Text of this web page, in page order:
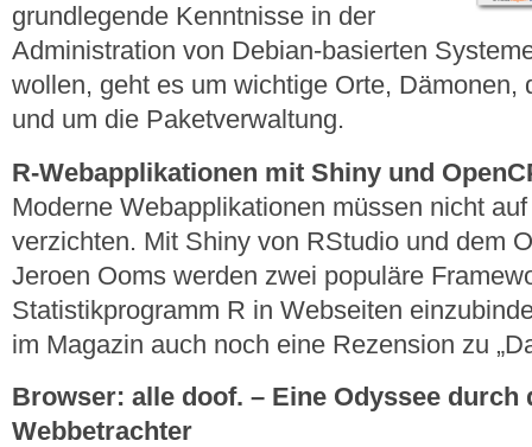
grundlegende Kenntnisse in der
Administration von Debian-basierten
wollen, geht es um wichtige Orte, Dämonen,
und um die Paketverwaltung.
R-Webapplikationen mit Shiny und
Moderne Webapplikationen müssen nicht
verzichten. Mit Shiny von RStudio und dem
Jeroen Ooms werden zwei populäre
Statistikprogramm R in Webseiten
im Magazin auch noch eine Rezension zu
Browser: alle doof. – Eine Odyssee durch
Webbetrachter